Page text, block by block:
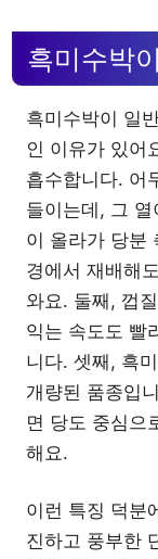
흑미수박
흑미수박이 일
인 이유가 있어
흡수합니다. 어
들이는데, 그
이 올라가 당분
경에서 재배해
와요. 둘째, 껍
익는 속도도 빨
니다. 셋째, 흑
개량된 품종입
면 당도 중심으
해요.
이런 특징 덕분
진하고 풍부한